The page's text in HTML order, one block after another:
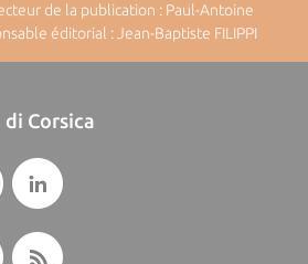
de la publication : Paul-Antoine
éditorial : Jean-Baptiste FILIPPI
Corsica